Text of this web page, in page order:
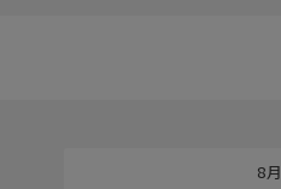
8月